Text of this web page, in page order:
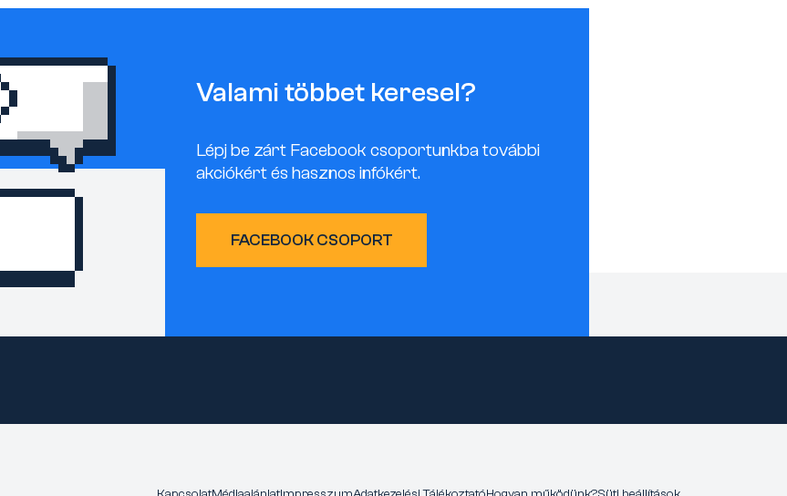
Valami többet keresel?
Lépj be zárt Facebook csoportunkba további
akciókért és hasznos infókért.
FACEBOOK CSOPORT